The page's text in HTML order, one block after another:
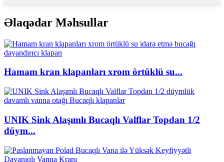
Əlaqədar Məhsullar
Hamam kran klapanları xrom örtüklü su...
UNIK Sink Alaşımlı Bucaqlı Valflar Topdan 1/2
düym...